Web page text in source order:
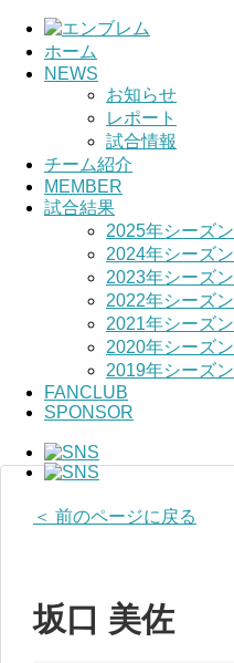
ホーム
NEWS
お知らせ
レポート
試合情報
チーム紹介
MEMBER
試合結果
2025年シーズン
2024年シーズン
2023年シーズン
2022年シーズン
2021年シーズン
2020年シーズン
2019年シーズン
FANCLUB
SPONSOR
＜ 前のページに戻る
坂口 美佐